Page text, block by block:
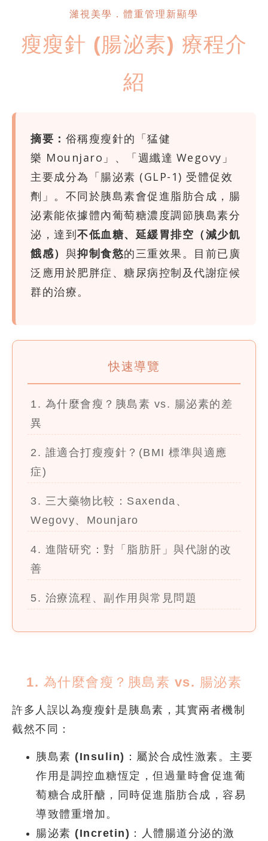
濰視美學．體重管理新顯學
瘦瘦針 (腸泌素) 療程介
紹
摘要： 俗稱瘦瘦針的「猛健
樂 Mounjaro 」、「週纖達 Wegovy 」
主要成分為「腸泌素 (GLP-1) 受體促效
劑」。不同於胰島素會促進脂肪合成，腸
泌素能依據體內葡萄糖濃度調節胰島素分
泌，達到不低血糖、延緩胃排空（減少飢
餓感） 與抑制食慾的三重效果。目前已廣
泛應用於肥胖症、糖尿病控制及代謝症候
群的治療。
快速導覽
1. 為什麼會瘦？胰島素 vs. 腸泌素的差
異
2. 誰適合打瘦瘦針？(BMI 標準與適應
症)
3. 三大藥物比較：Saxenda、
Wegovy、Mounjaro
4. 進階研究：對「脂肪肝」與代謝的改
善
5. 治療流程、副作用與常見問題
1. 為什麼會瘦？胰島素 vs. 腸泌素
許多人誤以為瘦瘦針是胰島素，其實兩者機制
截然不同：
胰島素 (Insulin)： 屬於合成性激素。主要
作用是調控血糖恆定，但過量時會促進葡
萄糖合成肝醣，同時促進脂肪合成 ，容易
導致體重增加。
腸泌素 (Incretin)：
人體腸道分泌的激